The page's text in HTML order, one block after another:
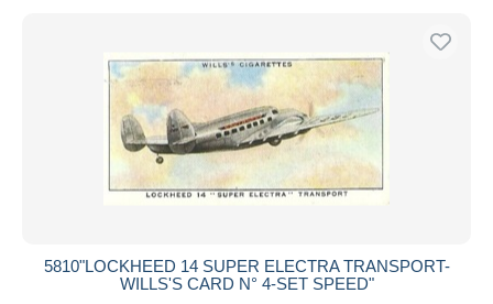
5810"LOCKHEED 14 SUPER ELECTRA TRANSPORT-
WILLS'S CARD N° 4-SET SPEED"